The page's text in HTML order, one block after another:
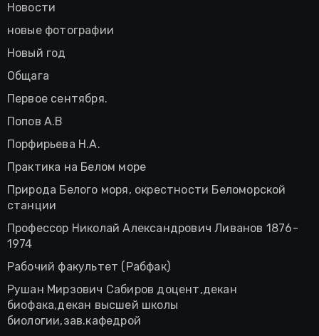
Новости
новые фотографии
Новый год
Общага
Первое сентября.
Попов А.В
Порфирьева Н.А.
Практика на Белом море
Природа Белого моря, окрестности Беломорской
станции
Профессор Николай Александрович Ливанов 1876-
1974
Рабочий факультет (Рабфак)
Рушан Мирзович Сабиров доцент,декан
биофака,декан высшей школы
биологии,зав.кафедрой